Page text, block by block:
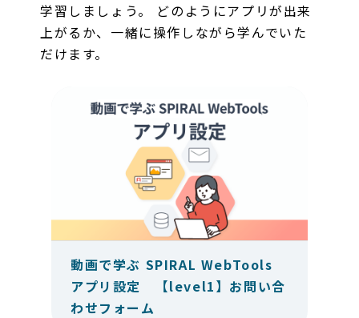
学習しましょう。 どのようにアプリが出来
上がるか、一緒に操作しながら学んでいた
だけます。
動画で学ぶ SPIRAL WebTools
アプリ設定 【level1】お問い合
わせフォーム